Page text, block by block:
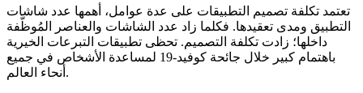
تعتمد تكلفة تصميم التطبيقات على عدة عوامل، أهمها عدد شاشات
التطبيق ومدى تعقيدها. فكلما زاد عدد الشاشات والعناصر المُوظَّفة
داخلها؛ زادت تكلفة التصميم. تحظى تطبيقات التبرعات الخيرية
باهتمام كبير خلال جائحة كوفيد-19 لمساعدة الأشخاص في جميع
أنحاء العالم.